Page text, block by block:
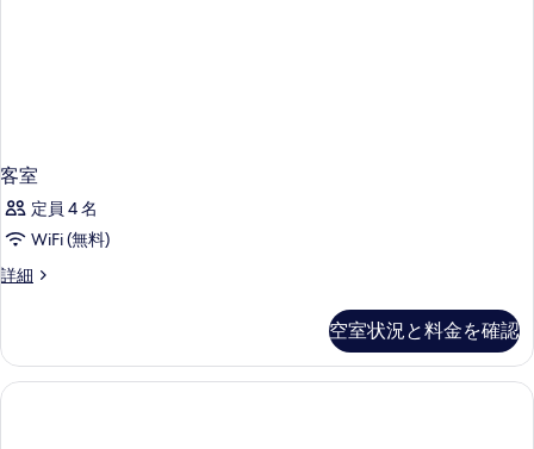
て
の
写
真
示
す
細
客室
定員 4 名
WiFi (無料)
詳細
客
細
空室状況と料金を確認